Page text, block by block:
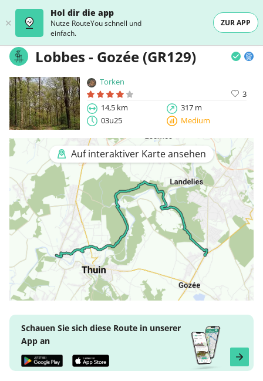
Hol dir die app
Nutze RouteYou schnell und
einfach.
ZUR APP
Lobbes - Gozée (GR129)
Torken
3
14,5 km
317 m
03u25
Medium
Auf interaktiver Karte ansehen
Schauen Sie sich diese Route in unserer
App an